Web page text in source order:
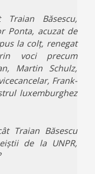
Băsescu,
Ponta, acuzat de
la colț, renegat
voci precum
Martin Schulz,
Frank-
luxemburghez
Traian Băsescu
de la UNPR,